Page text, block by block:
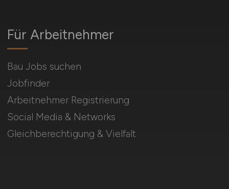
Für Arbeitnehmer
Bau Jobs suchen
Jobfinder
Arbeitnehmer Registrierung
Social Media & Networks
Gleichberechtigung & Vielfalt